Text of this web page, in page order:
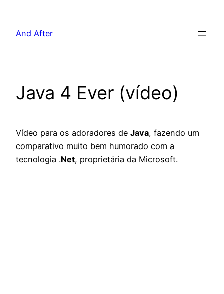
And After
Java 4 Ever (vídeo)
Vídeo para os adoradores de Java, fazendo um
comparativo muito bem humorado com a
tecnologia .Net, proprietária da Microsoft.